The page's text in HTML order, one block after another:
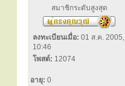
สมาชิกระดับสูงสุด
ลงทะเบียนเมื่อ: 01 ส.ค. 2005,
10:46
โพสต์: 12074
อายุ: 0